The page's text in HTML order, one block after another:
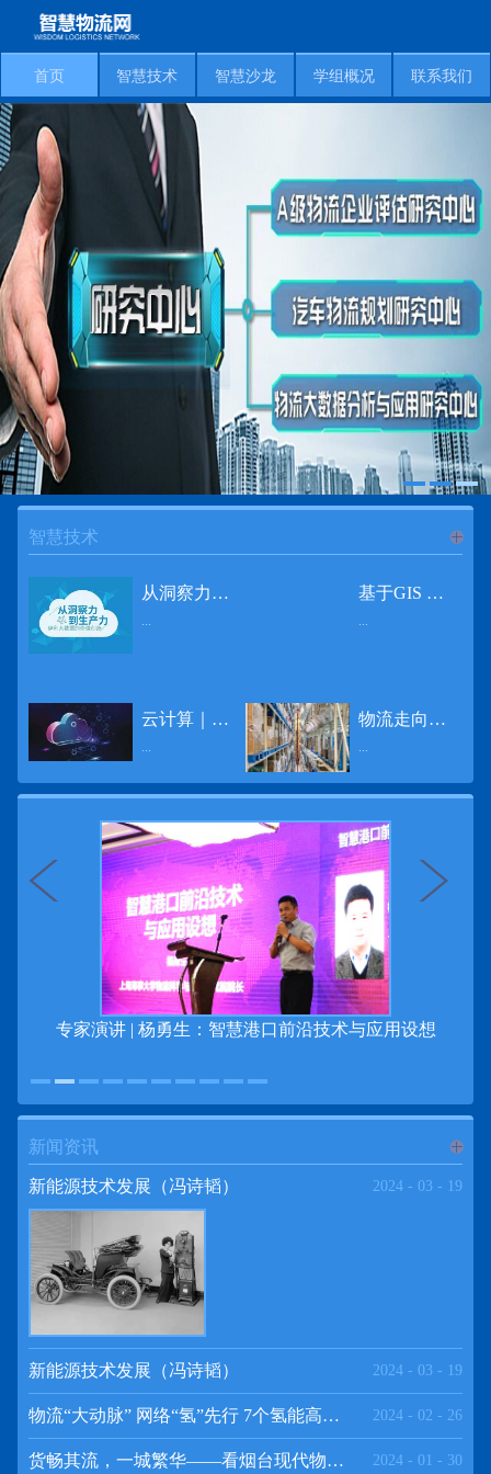
首页 智慧技术 智慧沙龙 学组概况 联系我们
智慧技术
从洞察力到生产力 伊利大数据的价值创造
...
基于GIS 的小城市交通网络分析研究
...
云计算｜边缘计算将为物联网行业带来巨大增长
...
物流走向未来的“魔法师”
...
专家演讲 | 杨勇生：智慧港口前沿技术与应用设想
新闻资讯
新能源技术发展（冯诗韬） 2024 - 03 - 19
新能源技术发展（冯诗韬） 2024 - 03 - 19
物流“大动脉” 网络“氢”先行 7个氢能高速场景落地京津冀 2024 - 02 - 26
货畅其流，一城繁华——看烟台现代物流发展 2024 - 01 - 30
频道
>>